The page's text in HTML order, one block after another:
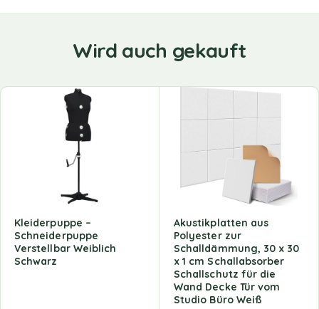
Wird auch gekauft
Kleiderpuppe –
Schneiderpuppe
Verstellbar Weiblich
Schwarz
Akustikplatten aus
Polyester zur
Schalldämmung, 30 x 30
x 1 cm Schallabsorber
Schallschutz für die
Wand Decke Tür vom
Studio Büro Weiß